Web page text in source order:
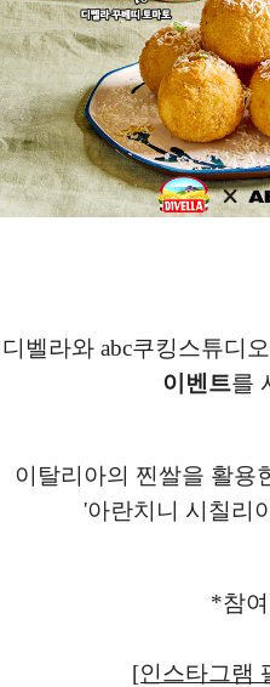
디벨라와 abc쿠킹스튜디
이벤트를
이탈리아의 찐쌀을 활용
'아란치니 시칠리
*참
[인스타그램